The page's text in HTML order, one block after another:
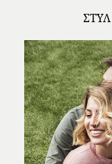
ΣΤΥΛ